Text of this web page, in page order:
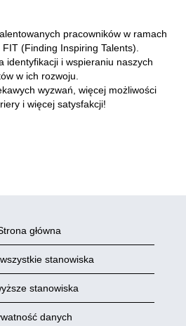
pracowników w ramach
(Finding Inspiring Talents).
identyfikacji i wspieraniu naszych
w ich rozwoju.
wyzwań, więcej możliwości
i więcej satysfakcji!
główna
stanowiska
stanowiska
danych